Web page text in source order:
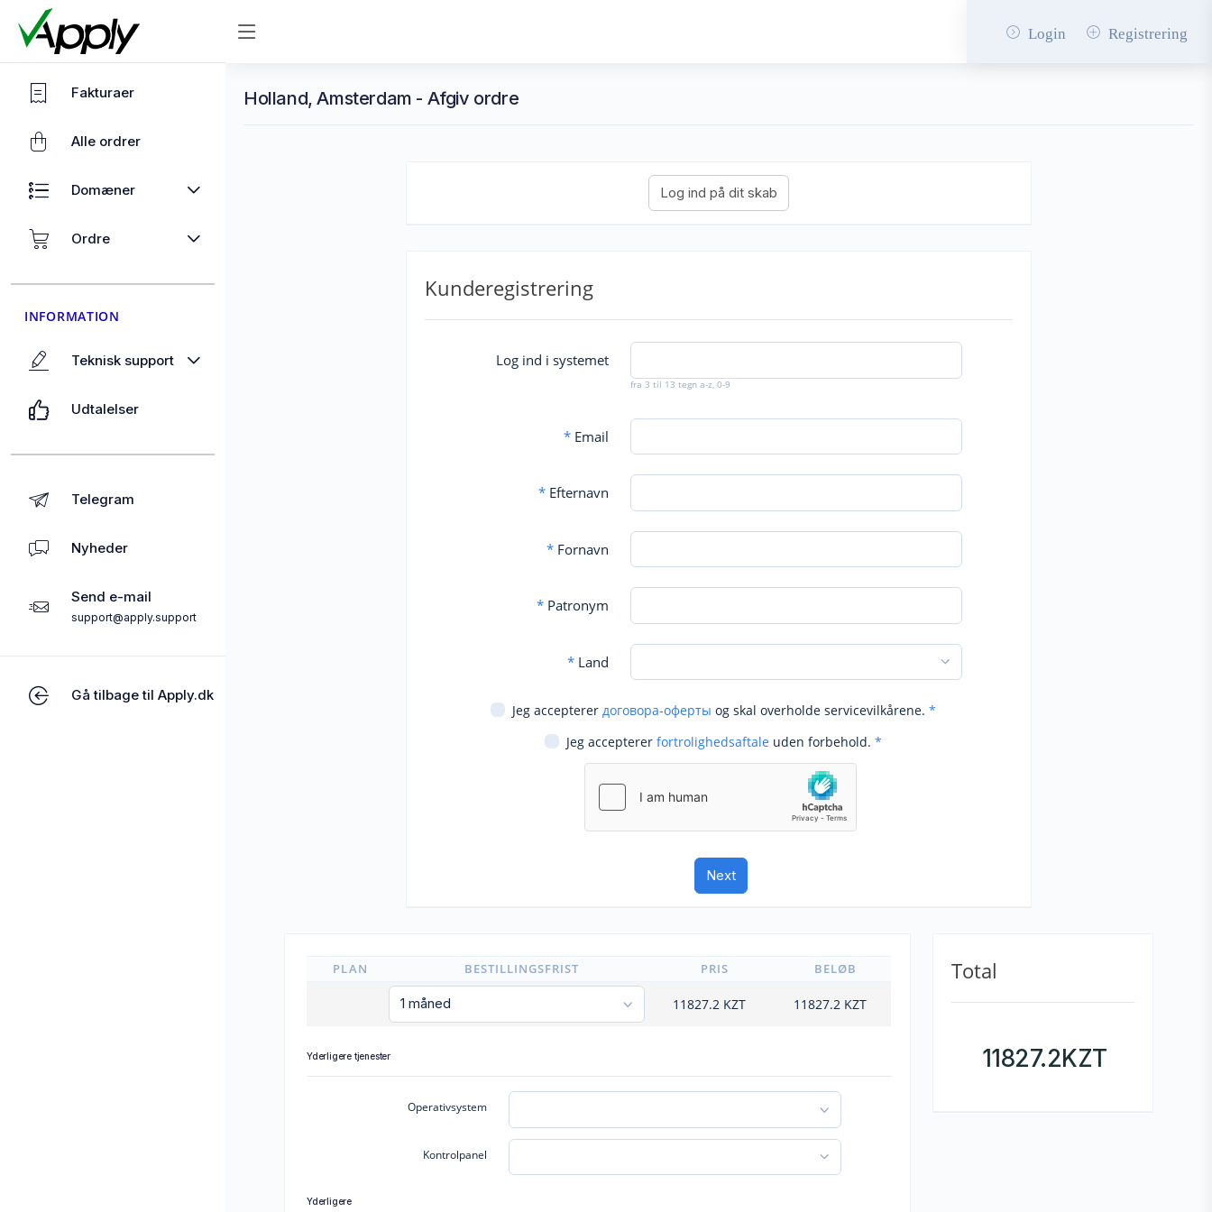
Login Registrering
Fakturaer
Alle ordrer
Domæner
Ordre
INFORMATION
Teknisk support
Udtalelser
Telegram
Nyheder
Send e-mail
support@apply.support
Gå tilbage til Apply.dk
Holland, Amsterdam - Afgiv ordre
Kunderegistrering
Log ind i systemet
fra 3 til 13 tegn a-z, 0-9
*Email
*Efternavn
*Fornavn
*Patronym
*Land
Jeg accepterer договора-оферты og skal overholde servicevilkårene. *
Jeg accepterer fortrolighedsaftale uden forbehold. *
PLAN BESTILLINGSFRIST PRIS BELØB
11827.2 KZT 11827.2 KZT
Yderligere tjenester
Operativsystem
Kontrolpanel
Yderligere
Total
11827.2KZT